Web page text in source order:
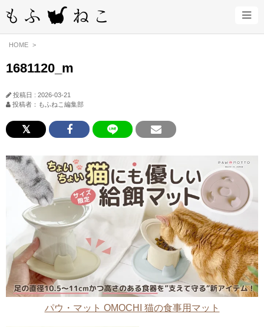
HOME
1681120_m
投稿日 : 2026-03-21
投稿者：もふねこ編集部
パウ・マット OMOCHI 猫の食事用マット